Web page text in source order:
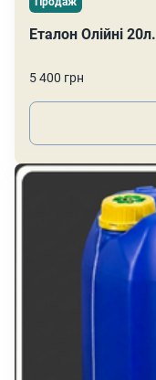
Еталон Олійні 20л.
5 400 грн